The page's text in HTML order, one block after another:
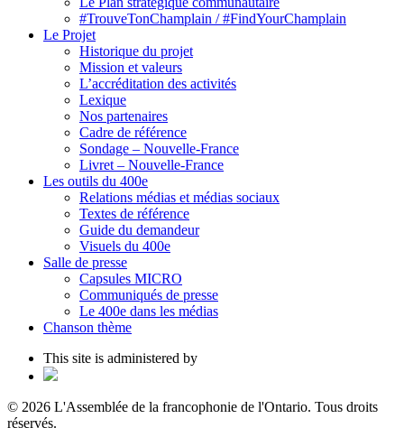
#TrouveTonChamplain / #FindYourChamplain
Le Projet
Historique du projet
Mission et valeurs
L’accréditation des activités
Lexique
Nos partenaires
Cadre de référence
Sondage – Nouvelle-France
Livret – Nouvelle-France
Les outils du 400e
Relations médias et médias sociaux
Textes de référence
Guide du demandeur
Visuels du 400e
Salle de presse
Capsules MICRO
Communiqués de presse
Le 400e dans les médias
Chanson thème
This site is administered by
© 2026 L'Assemblée de la francophonie de l'Ontario. Tous droits
réservés.